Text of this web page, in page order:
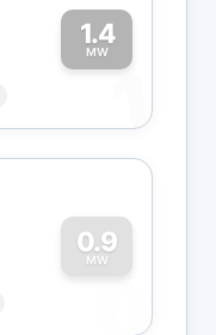
1.4
MW
1
0.9
MW
0